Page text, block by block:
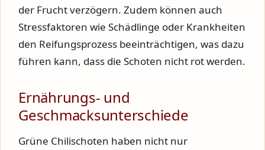
der Frucht verzögern. Zudem können auch
Stressfaktoren wie Schädlinge oder Krankheiten
den Reifungsprozess beeinträchtigen, was dazu
führen kann, dass die Schoten nicht rot werden.
Ernährungs- und
Geschmacksunterschiede
Grüne Chilischoten haben nicht nur